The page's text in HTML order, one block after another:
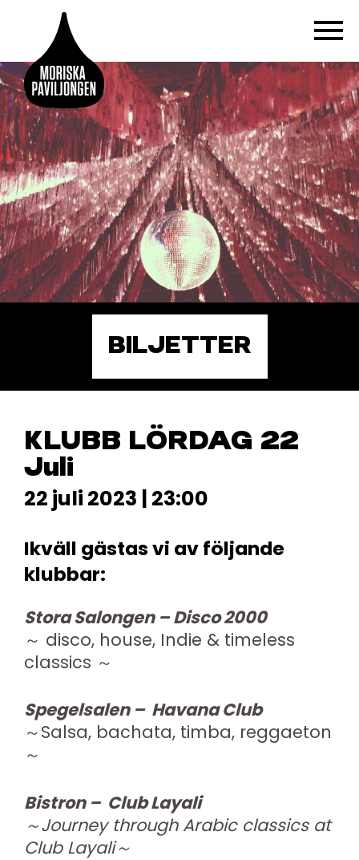
BILJETTER
KLUBB LÖRDAG 22
Juli
22 juli 2023 | 23:00
Ikväll gästas vi av följande
klubbar:
Stora Salongen – Disco 2000
～ disco, house, Indie & timeless
classics ～
Spegelsalen – Havana Club
～Salsa, bachata, timba, reggaeton
～
Bistron – Club Layali
～Journey through Arabic classics at
Club Layali～